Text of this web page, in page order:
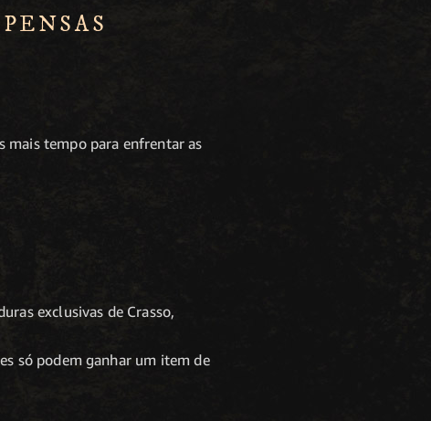
mais tempo para enfrentar as
exclusivas de Crasso,
só podem ganhar um item de